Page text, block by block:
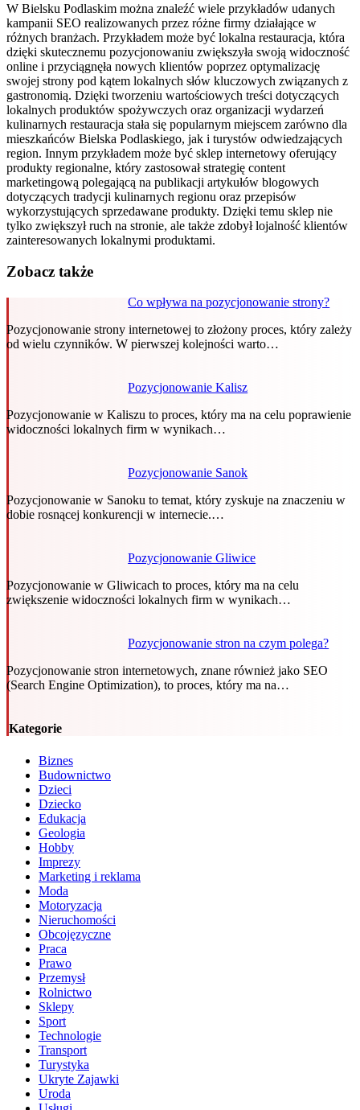
W Bielsku Podlaskim można znaleźć wiele przykładów udanych
kampanii SEO realizowanych przez różne firmy działające w
różnych branżach. Przykładem może być lokalna restauracja, która
dzięki skutecznemu pozycjonowaniu zwiększyła swoją widoczność
online i przyciągnęła nowych klientów poprzez optymalizację
swojej strony pod kątem lokalnych słów kluczowych związanych z
gastronomią. Dzięki tworzeniu wartościowych treści dotyczących
lokalnych produktów spożywczych oraz organizacji wydarzeń
kulinarnych restauracja stała się popularnym miejscem zarówno dla
mieszkańców Bielska Podlaskiego, jak i turystów odwiedzających
region. Innym przykładem może być sklep internetowy oferujący
produkty regionalne, który zastosował strategię content
marketingową polegającą na publikacji artykułów blogowych
dotyczących tradycji kulinarnych regionu oraz przepisów
wykorzystujących sprzedawane produkty. Dzięki temu sklep nie
tylko zwiększył ruch na stronie, ale także zdobył lojalność klientów
zainteresowanych lokalnymi produktami.
Zobacz także
Co wpływa na pozycjonowanie strony?
Pozycjonowanie strony internetowej to złożony proces, który zależy
od wielu czynników. W pierwszej kolejności warto…
Pozycjonowanie Kalisz
Pozycjonowanie w Kaliszu to proces, który ma na celu poprawienie
widoczności lokalnych firm w wynikach…
Pozycjonowanie Sanok
Pozycjonowanie w Sanoku to temat, który zyskuje na znaczeniu w
dobie rosnącej konkurencji w internecie.…
Pozycjonowanie Gliwice
Pozycjonowanie w Gliwicach to proces, który ma na celu
zwiększenie widoczności lokalnych firm w wynikach…
Pozycjonowanie stron na czym polega?
Pozycjonowanie stron internetowych, znane również jako SEO
(Search Engine Optimization), to proces, który ma na…
Kategorie
Biznes
Budownictwo
Dzieci
Dziecko
Edukacja
Geologia
Hobby
Imprezy
Marketing i reklama
Moda
Motoryzacja
Nieruchomości
Obcojęzyczne
Praca
Prawo
Przemysł
Rolnictwo
Sklepy
Sport
Technologie
Transport
Turystyka
Ukryte Zajawki
Uroda